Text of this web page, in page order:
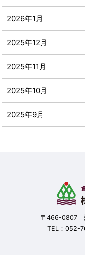
2026年1月
2025年12月
2025年11月
2025年10月
2025年9月
〒466-0807
TEL： 052-